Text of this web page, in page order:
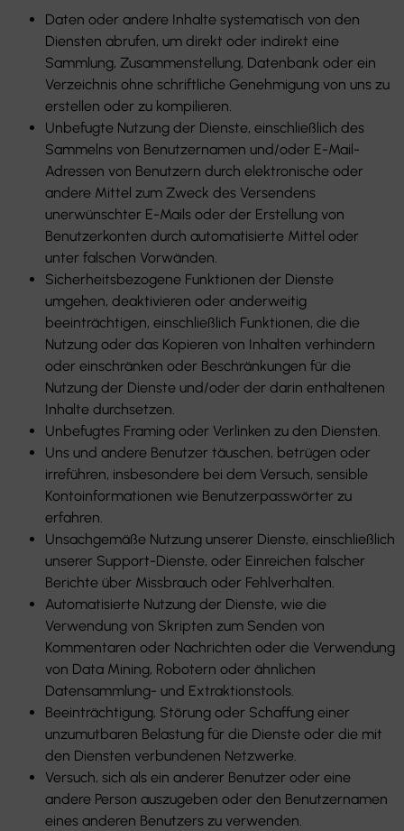
Daten oder andere Inhalte systematisch von den
Diensten abrufen, um direkt oder indirekt eine
Sammlung, Zusammenstellung, Datenbank oder ein
Verzeichnis ohne schriftliche Genehmigung von uns zu
erstellen oder zu kompilieren.
Unbefugte Nutzung der Dienste, einschließlich des
Sammelns von Benutzernamen und/oder E-Mail-
Adressen von Benutzern durch elektronische oder
andere Mittel zum Zweck des Versendens
unerwünschter E-Mails oder der Erstellung von
Benutzerkonten durch automatisierte Mittel oder
unter falschen Vorwänden.
Sicherheitsbezogene Funktionen der Dienste
umgehen, deaktivieren oder anderweitig
beeinträchtigen, einschließlich Funktionen, die die
Nutzung oder das Kopieren von Inhalten verhindern
oder einschränken oder Beschränkungen für die
Nutzung der Dienste und/oder der darin enthaltenen
Inhalte durchsetzen.
Unbefugtes Framing oder Verlinken zu den Diensten.
Uns und andere Benutzer täuschen, betrügen oder
irreführen, insbesondere bei dem Versuch, sensible
Kontoinformationen wie Benutzerpasswörter zu
erfahren.
Unsachgemäße Nutzung unserer Dienste, einschließlich
unserer Support-Dienste, oder Einreichen falscher
Berichte über Missbrauch oder Fehlverhalten.
Automatisierte Nutzung der Dienste, wie die
Verwendung von Skripten zum Senden von
Kommentaren oder Nachrichten oder die Verwendung
von Data Mining, Robotern oder ähnlichen
Datensammlung- und Extraktionstools.
Beeinträchtigung, Störung oder Schaffung einer
unzumutbaren Belastung für die Dienste oder die mit
den Diensten verbundenen Netzwerke.
Versuch, sich als ein anderer Benutzer oder eine
andere Person auszugeben oder den Benutzernamen
eines anderen Benutzers zu verwenden.